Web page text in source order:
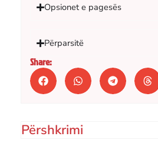
Opsionet e pagesës
Përparsitë
Share:
Përshkrimi